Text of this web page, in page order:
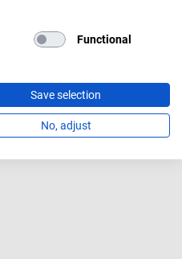
Functional
Save selection
No, adjust